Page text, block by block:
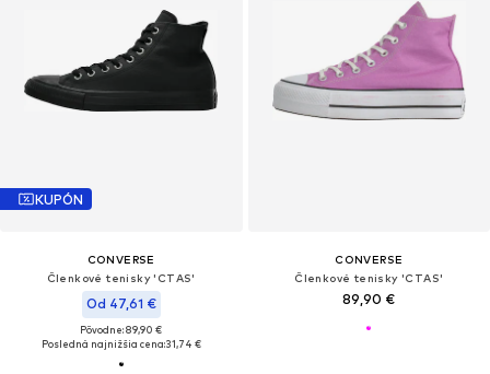
KUPÓN
CONVERSE
Členkové tenisky 'CTAS'
Od 47,61 €
Pôvodne: 89,90 €
Posledná najnižšia cena:31,74 €
CONVERSE
Členkové tenisky 'CTAS'
89,90 €